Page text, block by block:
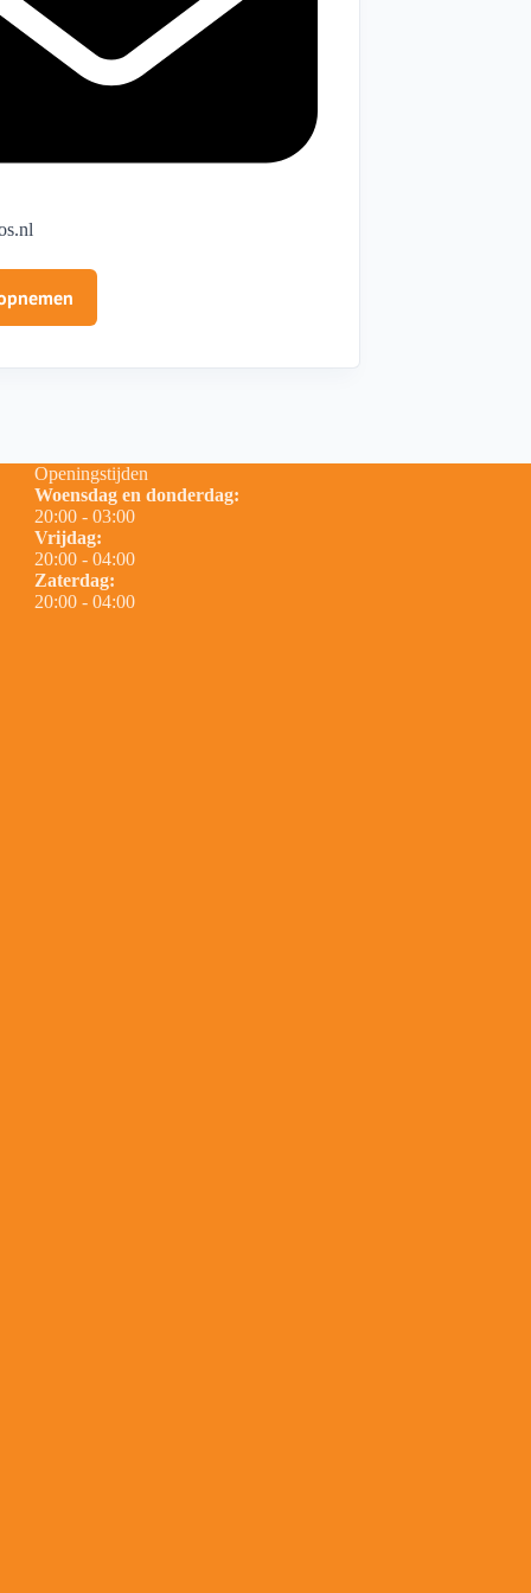
Openingstijden
Woensdag en donderdag:
20:00 - 03:00
Vrijdag:
20:00 - 04:00
Zaterdag:
20:00 - 04:00